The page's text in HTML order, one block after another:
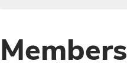
Members